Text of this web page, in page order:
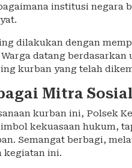
institusi negara
dilakukan dengan
datang
kurban yang telah
Mitra
kurban ini, Polsek
kekuasaan hukum,
Semangat berbagi,
kegiatan ini.